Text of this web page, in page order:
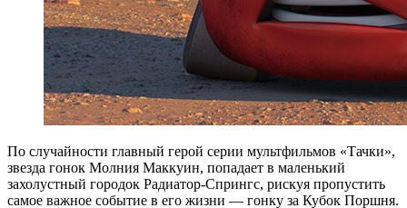
По случайности главный герой серии мультфильмов «Тачки»,
звезда гонок Молния Маккуин, попадает в маленький
захолустный городок Радиатор-Спрингс, рискуя пропустить
самое важное событие в его жизни — гонку за Кубок Поршня.